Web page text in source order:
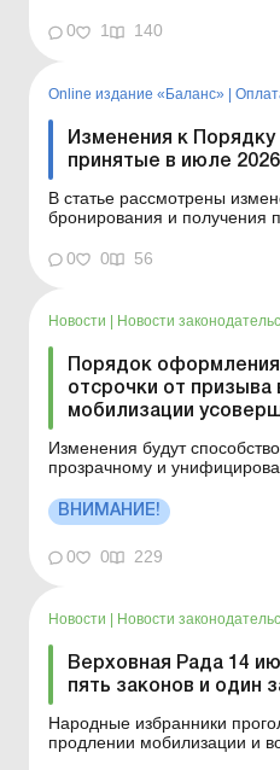
года Еще недавно мы
Порядку бронирования,
откорректировало э...
0 1 140
Online издание «Баланс» |
Изменения к Порядку
принятые в июле
В статье рассмотрены
бронирования и получения
Еще недавно мы
бронирования, внесенные
откорректировало эти до...
0 0 56
Новости Новости
Порядок
отсрочки от призыва
мобилизации
Изменения будут
прозрачному и
отсрочек, а также обеспечат
военнообязанных в период
ВНИМАНИЕ!
0 0 229
Новости Новости
Верховная Рада 14
пять законов и один
Народные избранники
продлении мобилизации и